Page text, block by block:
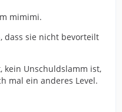
mimimi.
dass sie nicht bevorteilt
kein Unschuldslamm ist,
mal ein anderes Level.